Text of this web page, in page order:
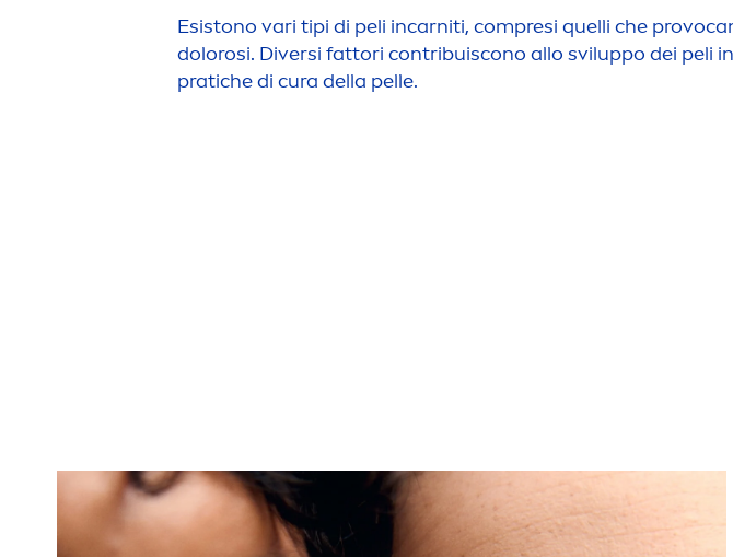
Esistono vari tipi di peli incarniti, compresi quelli che
dolorosi. Diversi fattori contribuiscono allo sviluppo dei peli
pratiche di cura della pelle.